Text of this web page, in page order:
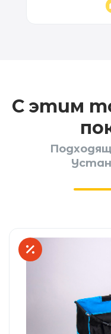
С этим